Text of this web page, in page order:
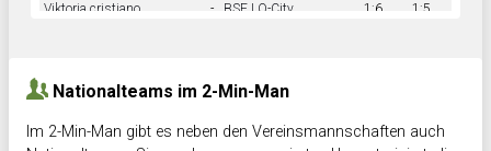
Viktoria cristiano - BSF LO-City 1:6 1:5
Nationalteams im 2-Min-Man
Im 2-Min-Man gibt es neben den Vereinsmannschaften auch